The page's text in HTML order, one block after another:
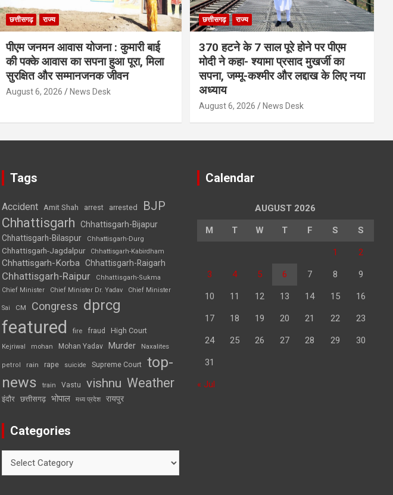
छत्तीसगढ़ राज्य
पीएम जनमन आवास योजना : कुमारी बाई
की पक्के आवास का सपना हुआ पूरा, मिला
सुरक्षित और सम्मानजनक जीवन
August 6, 2026 News Desk
छत्तीसगढ़ राज्य
370 हटने के 7 साल पूरे होने पर पीएम
मोदी ने कहा- श्यामा प्रसाद मुखर्जी का
सपना, जम्मू-कश्मीर और लद्दाख के लिए नया
अध्याय
August 6, 2026 News Desk
Tags
Accident Amit Shah arrest arrested BJP
Chhattisgarh
Chhattisgarh-Bijapur
Chhattisgarh-Bilaspur
Chhattisgarh-Durg
Chhattisgarh-Jagdalpur Chhattisgarh-Kabirdham
Chhattisgarh-Korba Chhattisgarh-Raigarh
Chhattisgarh-Raipur
Chhattisgarh-Sukma
Chief Minister
Chief Minister Dr. Yadav Chief Minister
Sai CM Congress dprcg
featured fire fraud High Court
Kejriwal mohan Mohan Yadav Murder Naxalites
petrol rain rape suicide Supreme Court top-
news
train Vastu vishnu Weather
इंदौर छत्तीसगढ़ भोपाल मध्य प्रदेश रायपुर
Categories
Calendar
AUGUST 2026
M T W T F S S
1 2
3 4 5 6 7 8 9
10 11 12 13 14 15 16
17 18 19 20 21 22 23
24 25 26 27 28 29 30
31
« Jul